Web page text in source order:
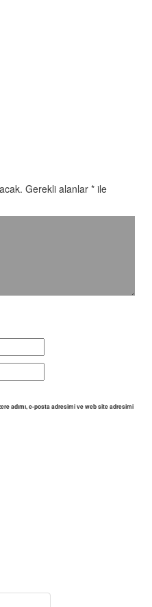
Gerekli alanlar * ile
adımı, e-posta adresimi ve web site adresimi